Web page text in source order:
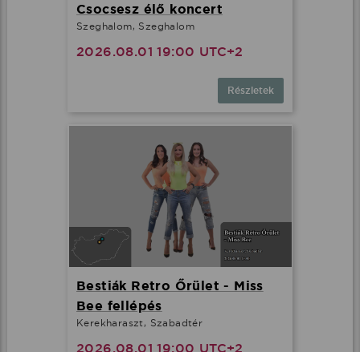
Csocsesz élő koncert
Szeghalom, Szeghalom
2026.08.01 19:00 UTC+2
Részletek
Bestiák Retro Őrület - Miss
Bee fellépés
Kerekharaszt, Szabadtér